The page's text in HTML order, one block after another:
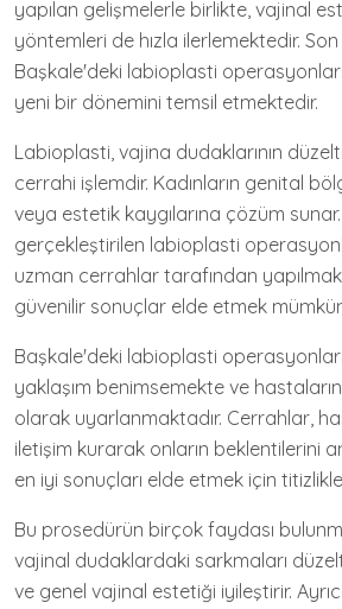
yapılan gelişmelerle birlikte, vajinal
yöntemleri de hızla ilerlemektedir.
Başkale'deki labioplasti
yeni bir dönemini temsil etmektedir.
Labioplasti, vajina dudaklarının
cerrahi işlemdir. Kadınların genital
veya estetik kaygılarına çözüm
gerçekleştirilen labioplasti
uzman cerrahlar tarafından
güvenilir sonuçlar elde etmek
Başkale'deki labioplasti
yaklaşım benimsemekte ve
olarak uyarlanmaktadır. Cerrahlar,
iletişim kurarak onların beklentilerini
en iyi sonuçları elde etmek için titizlikle
Bu prosedürün birçok faydası
vajinal dudaklardaki sarkmaları
ve genel vajinal estetiği iyileştirir.